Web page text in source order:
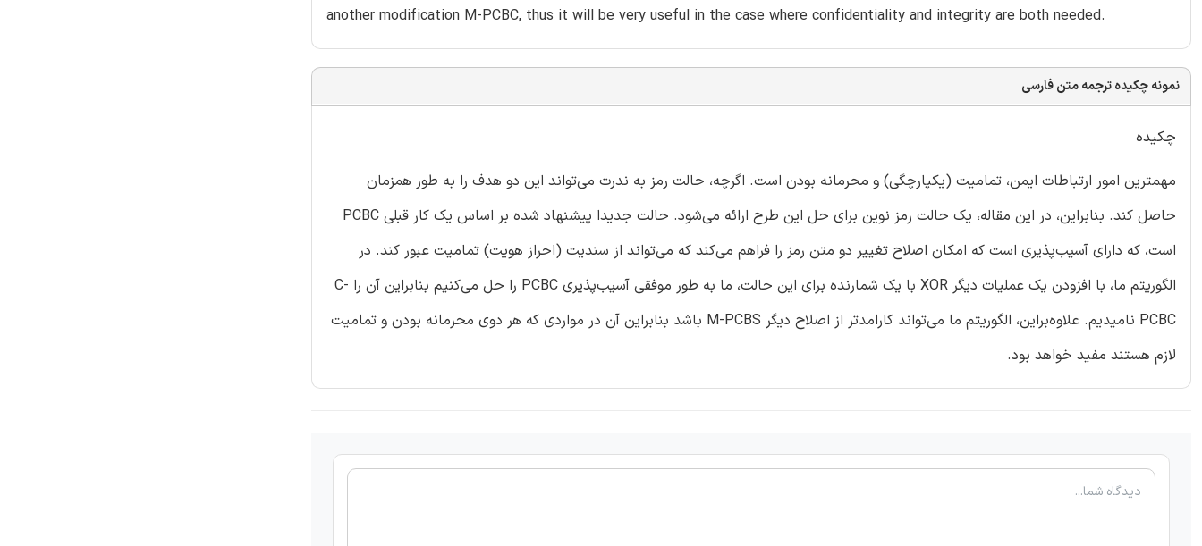
another modification M-PCBC, thus it will be very useful in the case where confidentiality and integrity are both needed.
نمونه چکیده ترجمه متن فارسی
چکیده
مهمترین امور ارتباطات ایمن، تمامیت (یکپارچگی) و محرمانه بودن است. اگرچه، حالت رمز به ندرت می‌تواند این دو هدف را به طور همزمان
حاصل کند. بنابراین، در این مقاله، یک حالت رمز نوین برای حل این طرح ارائه می‌شود. حالت جدیدا پیشنهاد شده بر اساس یک کار قبلی PCBC
است، که دارای آسیب‌پذیری است که امکان اصلاح تغییر دو متن رمز را فراهم می‌کند که می‌تواند از سندیت (احراز هویت) تمامیت عبور کند. در
الگوریتم ما، با افزودن یک عملیات دیگر XOR با یک شمارنده برای این حالت، ما به طور موفقی آسیب‌پذیری PCBC را حل می‌کنیم بنابراین آن را C-
PCBC نامیدیم. علاوه‌براین، الگوریتم ما می‌تواند کارامدتر از اصلاح دیگر M-PCBS باشد بنابراین آن در مواردی که هر دوی محرمانه بودن و تمامیت
لازم هستند مفید خواهد بود.